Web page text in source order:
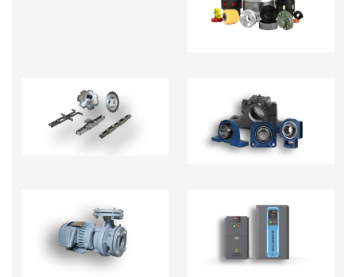
PHỤ KIỆN
NHÔNG XÍCH GỐI ĐỠ
BƠM TECO-BƠM ĐỊNH
LƯỢNG
BIẾN TẦN - BỘ CHỈNH
TỐC ĐỘ MOTOR